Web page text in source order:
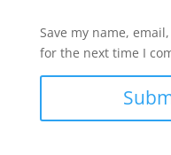
Save my name,
for the next time I